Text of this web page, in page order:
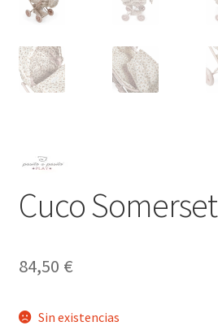
Cuco Somerset
84,50 €
Sin existencias